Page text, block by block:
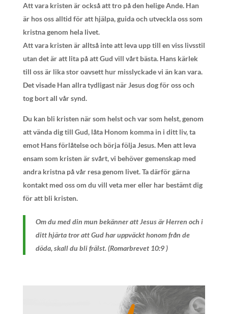
Att vara kristen är också att tro på den helige Ande. Han
är hos oss alltid för att hjälpa, guida och utveckla oss som
kristna genom hela livet.
Att vara kristen är alltså inte att leva upp till en viss livsstil
utan det är att lita på att Gud vill vårt bästa. Hans kärlek
till oss är lika stor oavsett hur misslyckade vi än kan vara.
Det visade Han allra tydligast när Jesus dog för oss och
tog bort all vår synd.
Du kan bli kristen när som helst och var som helst, genom
att vända dig till Gud, låta Honom komma in i ditt liv, ta
emot Hans förlåtelse och börja följa Jesus. Men att leva
ensam som kristen är svårt, vi behöver gemenskap med
andra kristna på vår resa genom livet. Ta därför gärna
kontakt med oss om du vill veta mer eller har bestämt dig
för att bli kristen.
Om du med din mun bekänner att Jesus är Herren och i
ditt hjärta tror att Gud har uppväckt honom från de
döda, skall du bli frälst. (‭Romarbrevet‬ ‭10:9 )